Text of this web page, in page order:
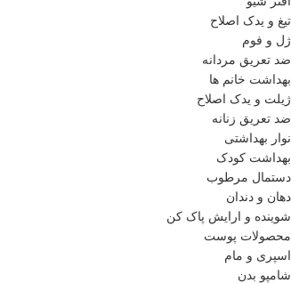
تیغ و یدک اصلاح
ژل و فوم
ضد تعریق مردانه
بهداشت خانم ها
ژیلت و یدک اصلاح
ضد تعریق زنانه
نوار بهداشتی
بهداشت کودک
دستمال مرطوب
دهان و دندان
شوینده و ارایش پاک کن
محصولات پوست
اسپری و مام
شامپو بدن